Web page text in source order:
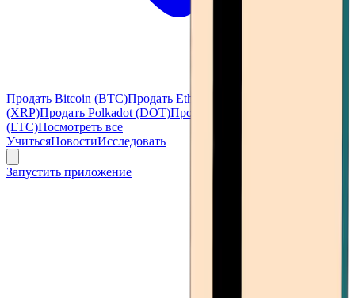
Продать Bitcoin (BTC)Продать Ethereum (ETH)
(XRP)Продать Polkadot (DOT)Продать Litecoin
(LTC)Посмотреть все
УчитьсяНовостиИсследовать
Запустить приложение